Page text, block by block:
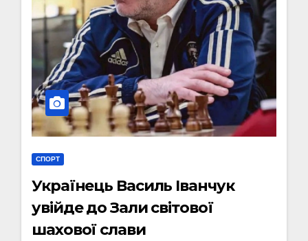
СПОРТ
Українець Василь Іванчук
увійде до Зали світової
шахової слави